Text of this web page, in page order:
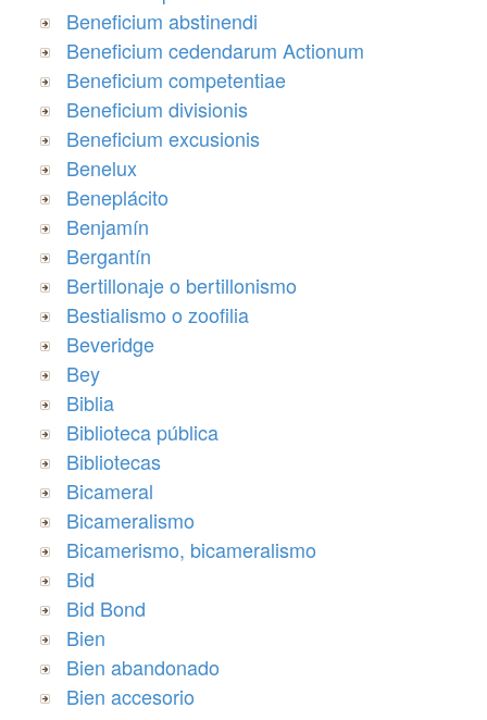
Beneficium abstinendi
Beneficium cedendarum Actionum
Beneficium competentiae
Beneficium divisionis
Beneficium excusionis
Benelux
Beneplácito
Benjamín
Bergantín
Bertillonaje o bertillonismo
Bestialismo o zoofilia
Beveridge
Bey
Biblia
Biblioteca pública
Bibliotecas
Bicameral
Bicameralismo
Bicamerismo, bicameralismo
Bid
Bid Bond
Bien
Bien abandonado
Bien accesorio